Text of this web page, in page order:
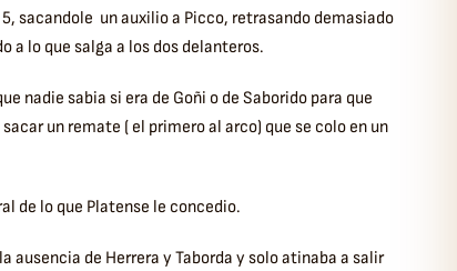
sacandole un auxilio a Picco, retrasando demasiado
a lo que salga a los dos delanteros.
nadie sabia si era de Goñi o de Saborido para que
un remate ( el primero al arco) que se colo en un
de lo que Platense le concedio.
ausencia de Herrera y Taborda y solo atinaba a salir